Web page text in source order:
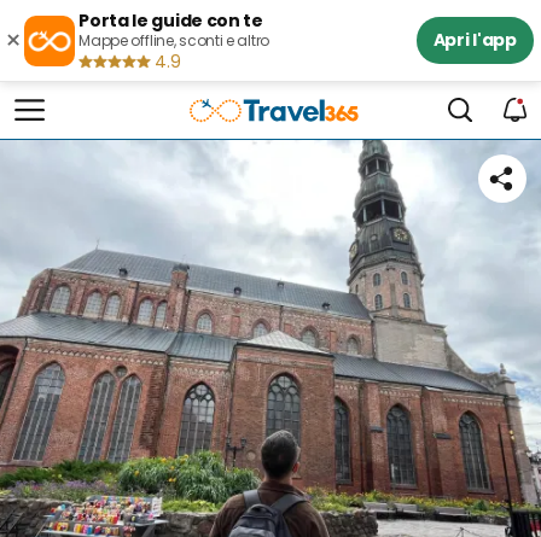
×
Porta le guide con te
Mappe offline, sconti e altro
4.9
Apri l'app